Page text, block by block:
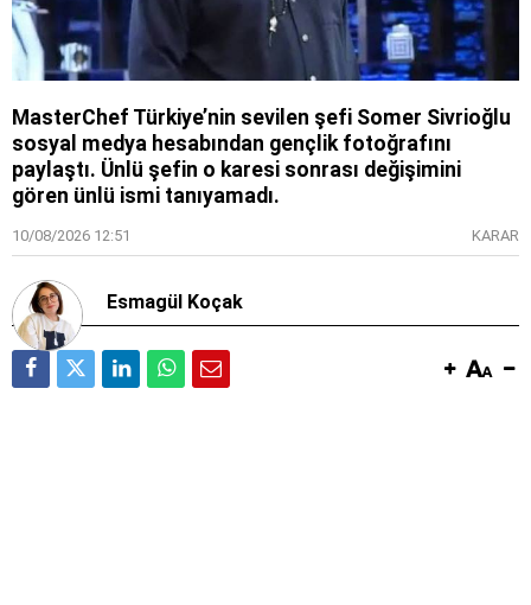
MasterChef Türkiye’nin sevilen şefi Somer Sivrioğlu
sosyal medya hesabından gençlik fotoğrafını
paylaştı. Ünlü şefin o karesi sonrası değişimini
gören ünlü ismi tanıyamadı.
10/08/2026 12:51 KARAR
Esmagül Koçak